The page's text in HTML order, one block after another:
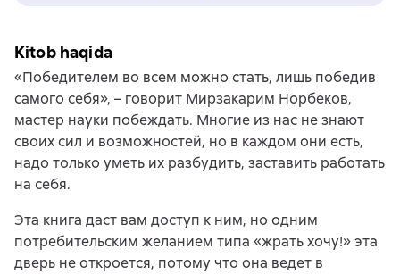
Kitob haqida
«Победителем во всем можно стать, лишь победив
самого себя», – говорит Мирзакарим Норбеков,
мастер науки побеждать. Многие из нас не знают
своих сил и возможностей, но в каждом они есть,
надо только уметь их разбудить, заставить работать
на себя.
Эта книга даст вам доступ к ним, но одним
потребительским желанием типа «жрать хочу!» эта
дверь не откроется, потому что она ведет в